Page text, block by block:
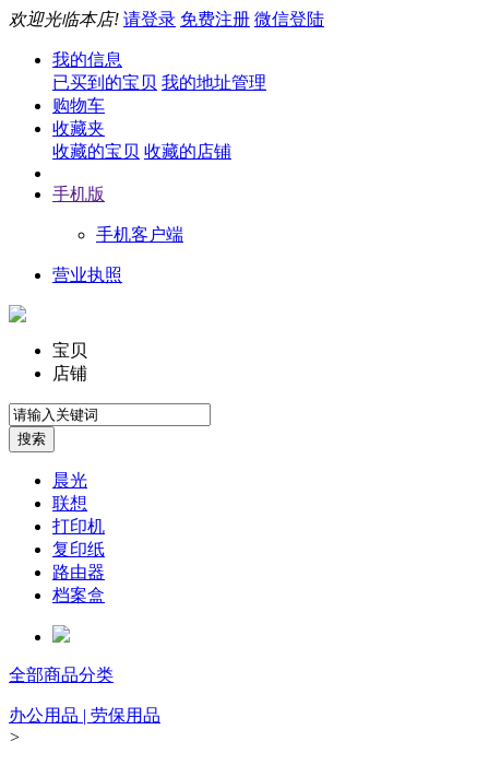
欢迎光临本店! 请登录 免费注册 微信登陆
我的信息
已买到的宝贝 我的地址管理
购物车
收藏夹
收藏的宝贝 收藏的店铺
手机版
手机客户端
营业执照
宝贝
店铺
晨光
联想
打印机
复印纸
路由器
档案盒
全部商品分类
办公用品 | 劳保用品
>